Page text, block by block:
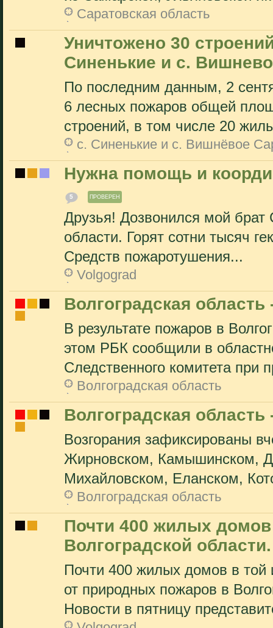
Саратовская область
Уничтожено 30
Синенькие и с.
По последним данным, 2
6 лесных пожаров общей
строений, в том числе 20
с. Синенькие и с. Вишнёвое
Нужна помощь и
5 ПРОВЕРЕН
Друзья! Дозвонился мой брат
области. Горят сотни тысяч
Средств пожаротушения...
Volgograd
Волгоградская
В результате пожаров в
этом РБК сообщили в
Следственного комитета при
Волгоградская область
Волгоградская
Возгорания зафиксированы
Жирновском, Камышинском,
Михайловском, Еланском,
Волгоградская область
Почти 400 жилых
Волгоградской области.
Почти 400 жилых домов в той
от природных пожаров в
Новости в пятницу